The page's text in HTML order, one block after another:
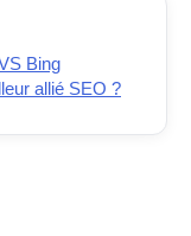
Bing
allié SEO ?